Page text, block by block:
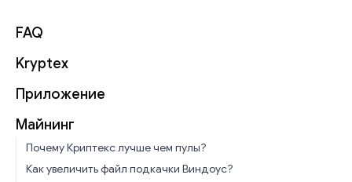
FAQ
Kryptex
Приложение
Майнинг
Почему Криптекс лучше чем пулы?
Как увеличить файл подкачки Виндоус?